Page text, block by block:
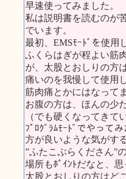
早速使ってみました。
私は説明書を読むのが
でいます。
最初、EMSﾓｰﾄﾞを使用
ふくらはぎが程よい筋
が、太股とおしりの方
痛いのを我慢して使用
筋肉痛とかにはなって
お腹の方は、ほんの少
（でも硬くなってきて
ﾌﾟﾛｸﾞﾗﾑﾓｰﾄﾞでやって
方が良いような気がす
”ふたこぶらくださん”
場所もﾎﾟｲﾝﾄだなと、思
太股とおしりの方はど